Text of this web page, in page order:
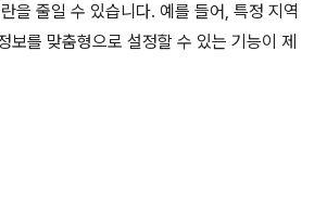
을 줄일 수 있습니다. 예를 들어, 특정 지역
보를 맞춤형으로 설정할 수 있는 기능이 제